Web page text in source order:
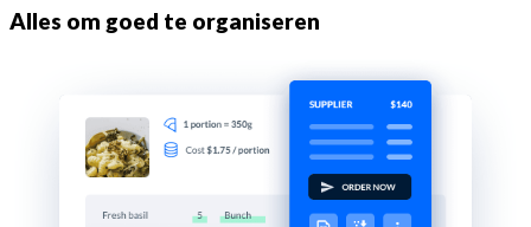
Alles om goed te organiseren